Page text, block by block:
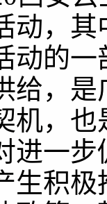
动，其
动的
给，
机，
进一
生积